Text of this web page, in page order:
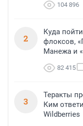
104 896
2
Куда
флоксов,
Манежа и
82 415
3
Теракты
Ким
Wildberries